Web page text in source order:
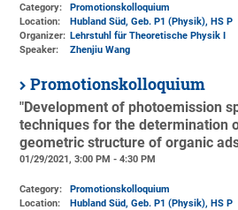
Category:
Promotionskolloquium
Location:
Hubland Süd, Geb. P1 (Physik), HS P
Organizer: Lehrstuhl für Theoretische Physik I
Speaker:
Zhenjiu Wang
Promotionskolloquium
"Development of photoemission
techniques for the determination
geometric structure of organic
01/29/2021, 3:00 PM - 4:30 PM
Category:
Promotionskolloquium
Location:
Hubland Süd, Geb. P1 (Physik), HS P